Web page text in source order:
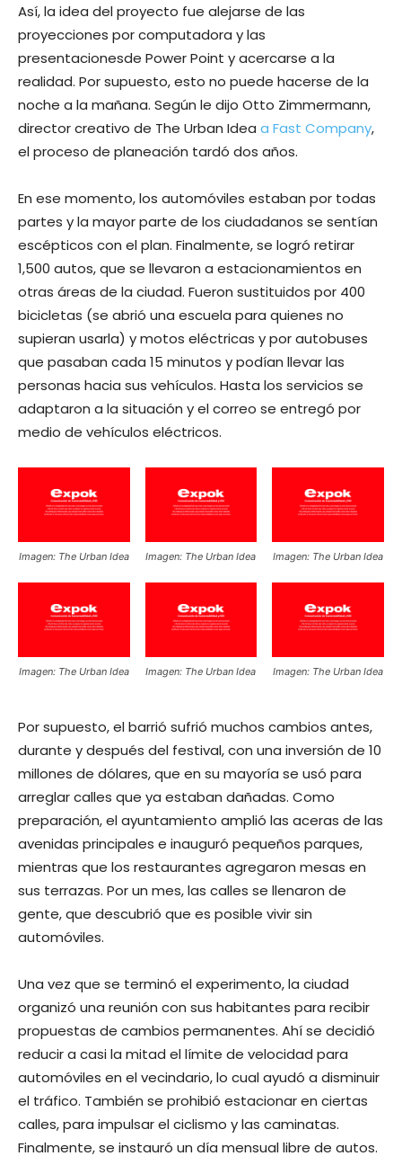
Así, la idea del proyecto fue alejarse de las
proyecciones por computadora y las
presentacionesde Power Point y acercarse a la
realidad. Por supuesto, esto no puede hacerse de la
noche a la mañana. Según le dijo Otto Zimmermann,
director creativo de The Urban Idea a Fast Company,
el proceso de planeación tardó dos años.
En ese momento, los automóviles estaban por todas
partes y la mayor parte de los ciudadanos se sentían
escépticos con el plan. Finalmente, se logró retirar
1,500 autos, que se llevaron a estacionamientos en
otras áreas de la ciudad. Fueron sustituidos por 400
bicicletas (se abrió una escuela para quienes no
supieran usarla) y motos eléctricas y por autobuses
que pasaban cada 15 minutos y podían llevar las
personas hacia sus vehículos. Hasta los servicios se
adaptaron a la situación y el correo se entregó por
medio de vehículos eléctricos.
Imagen: The Urban Idea Imagen: The Urban Idea Imagen: The Urban Idea
Imagen: The Urban Idea Imagen: The Urban Idea Imagen: The Urban Idea
Por supuesto, el barrió sufrió muchos cambios antes,
durante y después del festival, con una inversión de 10
millones de dólares, que en su mayoría se usó para
arreglar calles que ya estaban dañadas. Como
preparación, el ayuntamiento amplió las aceras de las
avenidas principales e inauguró pequeños parques,
mientras que los restaurantes agregaron mesas en
sus terrazas. Por un mes, las calles se llenaron de
gente, que descubrió que es posible vivir sin
automóviles.
Una vez que se terminó el experimento, la ciudad
organizó una reunión con sus habitantes para recibir
propuestas de cambios permanentes. Ahí se decidió
reducir a casi la mitad el límite de velocidad para
automóviles en el vecindario, lo cual ayudó a disminuir
el tráfico. También se prohibió estacionar en ciertas
calles, para impulsar el ciclismo y las caminatas.
Finalmente, se instauró un día mensual libre de autos.